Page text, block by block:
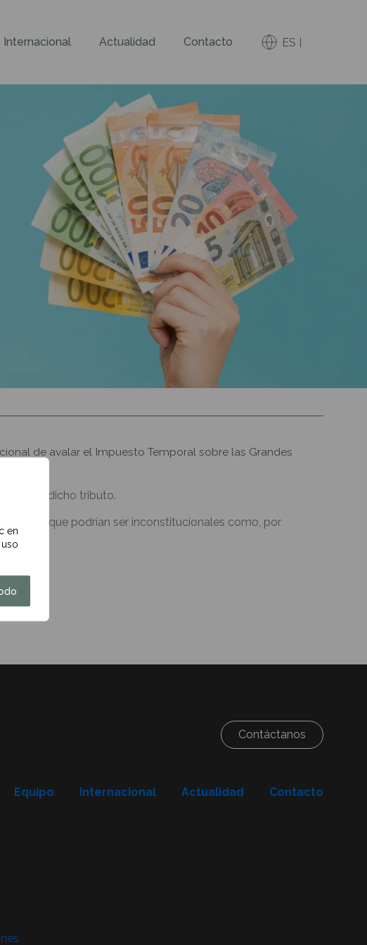
en
Internacional Actualidad Contacto ES
de avalar el Impuesto Temporal sobre las Grandes
de dicho tributo.
que podrían ser inconstitucionales como, por
Contáctanos
Equipo Internacional Actualidad Contacto